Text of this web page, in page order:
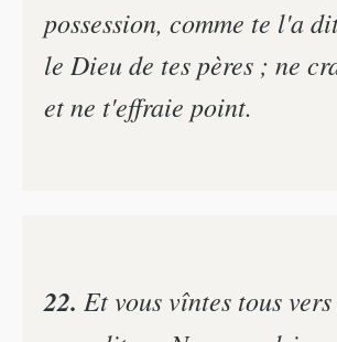
possession, comme te l'a
le Dieu de tes pères ; ne
et ne t'effraie point.
22. Et vous vîntes tous